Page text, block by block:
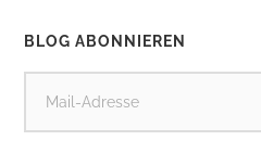
BLOG ABONNIEREN